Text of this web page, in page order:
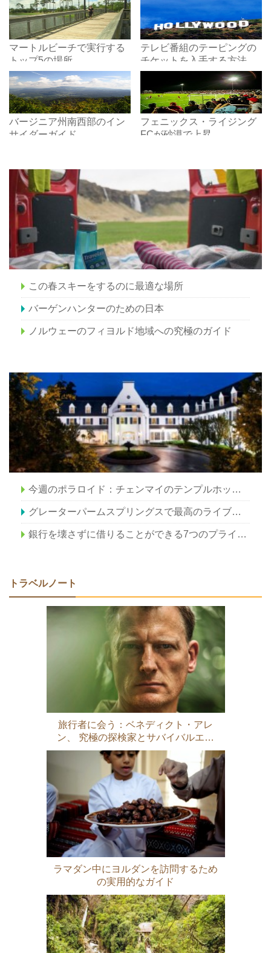
マートルビーチで実行する
トップ5の場所
テレビ番組のテーピングの
チケットを入手する方法
バージニア州南西部のイン
サイダーガイド
フェニックス・ライジング
FCが砂漠で上昇
この春スキーをするのに最適な場所
バーゲンハンターのための日本
ノルウェーのフィヨルド地域への究極のガイド
今週のポラロイド：チェンマイのテンプルホッピング、 タイ
グレーターパームスプリングスで最高のライブシアター
銀行を壊さずに借りることができる7つのプライベートアイランド
トラベルノート
旅行者に会う：ベネディクト・アレ
ン、 究極の探検家とサバイバルエキ
スパート
ラマダン中にヨルダンを訪問するため
の実用的なガイド